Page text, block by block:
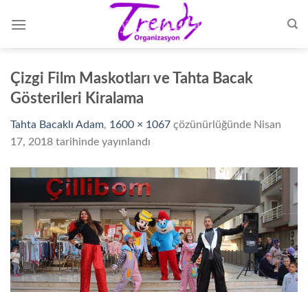
Çizgi Film Maskotları ve Tahta Bacak
Gösterileri Kiralama
Tahta Bacaklı Adam, 1600 × 1067 çözünürlüğünde Nisan
17, 2018 tarihinde yayınlandı